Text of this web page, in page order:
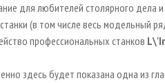
для любителей столярного дела
(в том числе весь модельный
профессиональных станков
здесь будет показана одна из